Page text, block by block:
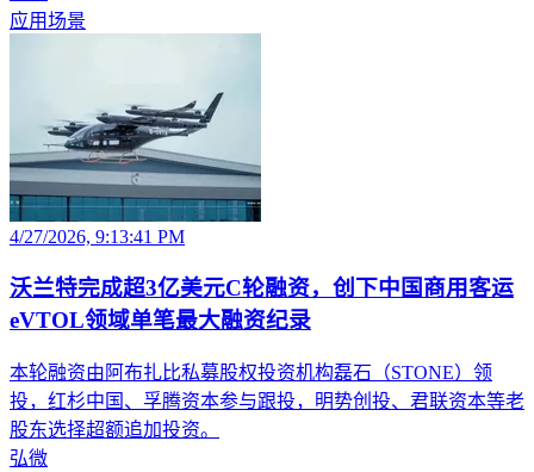
应用场景
4/27/2026, 9:13:41 PM
沃兰特完成超3亿美元C轮融资，创下中国商用客运
eVTOL领域单笔最大融资纪录
本轮融资由阿布扎比私募股权投资机构磊石（STONE）领
投，红杉中国、孚腾资本参与跟投，明势创投、君联资本等老
股东选择超额追加投资。
弘微